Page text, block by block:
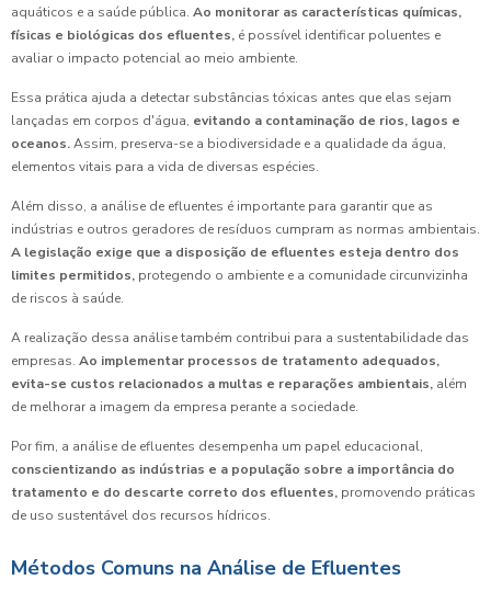
aquáticos e a saúde pública. Ao monitorar as características químicas,
físicas e biológicas dos efluentes, é possível identificar poluentes e
avaliar o impacto potencial ao meio ambiente.
Essa prática ajuda a detectar substâncias tóxicas antes que elas sejam
lançadas em corpos d'água, evitando a contaminação de rios, lagos e
oceanos.Assim, preserva-se a biodiversidade e a qualidade da água,
elementos vitais para a vida de diversas espécies.
Além disso, a análise de efluentes é importante para garantir que as
indústrias e outros geradores de resíduos cumpram as normas ambientais.
A legislação exige que a disposição de efluentes esteja dentro dos
limites permitidos, protegendo o ambiente e a comunidade circunvizinha
de riscos à saúde.
A realização dessa análise também contribui para a sustentabilidade das
empresas. Ao implementar processos de tratamento adequados,
evita-se custos relacionados a multas e reparações ambientais, além
de melhorar a imagem da empresa perante a sociedade.
Por fim, a análise de efluentes desempenha um papel educacional,
conscientizando as indústrias e a população sobre a importância do
tratamento e do descarte correto dos efluentes, promovendo práticas
de uso sustentável dos recursos hídricos.
Métodos Comuns na Análise de Efluentes